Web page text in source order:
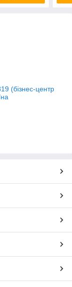
(бізнес-центр